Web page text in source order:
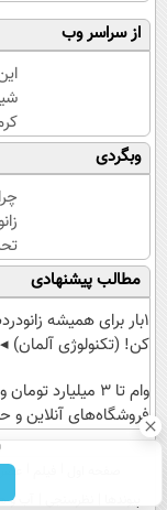
از سراسر وب
وبگردی
مطالب پیشنهادی
1بار برای همیشه
کن! (تکنولوژی آلمان)
وام تا ۳ میلیارد
فروشگاه‌های آنلاین و
عصر
آب و